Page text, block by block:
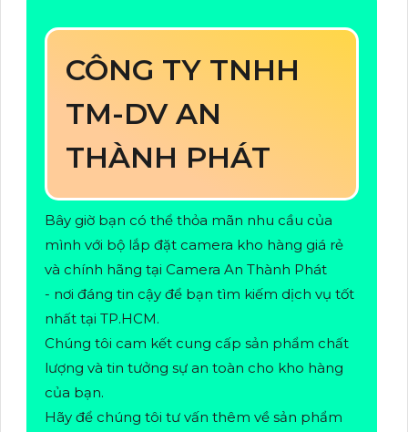
CÔNG TY TNHH
TM-DV AN
THÀNH PHÁT
Bây giờ bạn có thể thỏa mãn nhu cầu của
mình với bộ lắp đặt camera kho hàng giá rẻ
và chính hãng tại Camera An Thành Phát
- nơi đáng tin cậy để bạn tìm kiếm dịch vụ tốt
nhất tại TP.HCM.
Chúng tôi cam kết cung cấp sản phẩm chất
lượng và tin tưởng sự an toàn cho kho hàng
của bạn.
Hãy để chúng tôi tư vấn thêm về sản phẩm